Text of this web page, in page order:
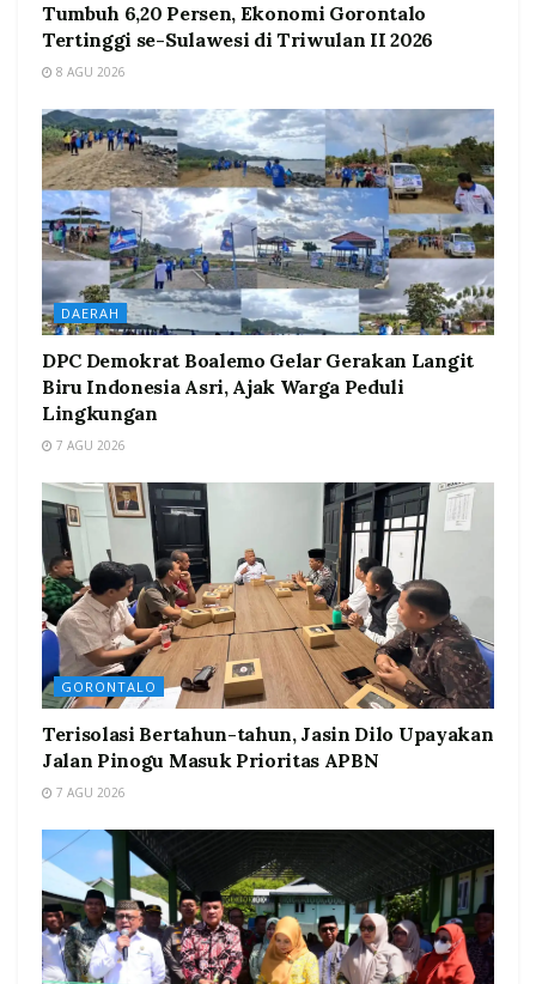
Tumbuh 6,20 Persen, Ekonomi Gorontalo
Tertinggi se-Sulawesi di Triwulan II 2026
8 AGU 2026
DAERAH
DPC Demokrat Boalemo Gelar Gerakan Langit
Biru Indonesia Asri, Ajak Warga Peduli
Lingkungan
7 AGU 2026
GORONTALO
Terisolasi Bertahun-tahun, Jasin Dilo Upayakan
Jalan Pinogu Masuk Prioritas APBN
7 AGU 2026